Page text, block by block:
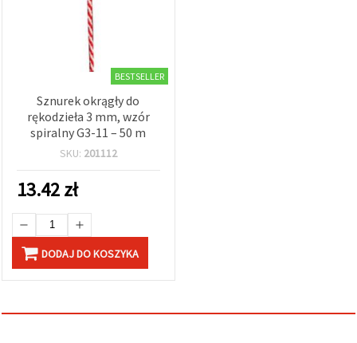
BESTSELLER
Sznurek okrągły do
rękodzieła 3 mm, wzór
spiralny G3-11 – 50 m
SKU: 201112
13.42zł
DODAJ DO KOSZYKA